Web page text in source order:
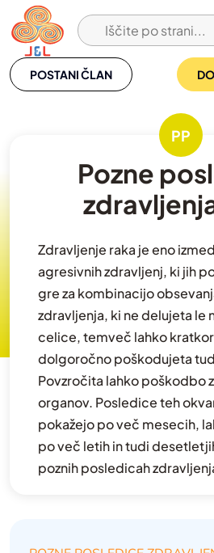
Skip
to
content
POSTANI ČLAN
PP
Pozne
Zdravljenje raka je eno
agresivnih zdravljenj, ki jih
gre za kombinacijo
zdravljenja, ki ne delujeta le
celice, temveč lahko
dolgoročno poškodujeta
Povzročita lahko poškodbo
organov. Posledice teh
pokažejo po več mesecih,
po več letih in tudi
poznih posledicah